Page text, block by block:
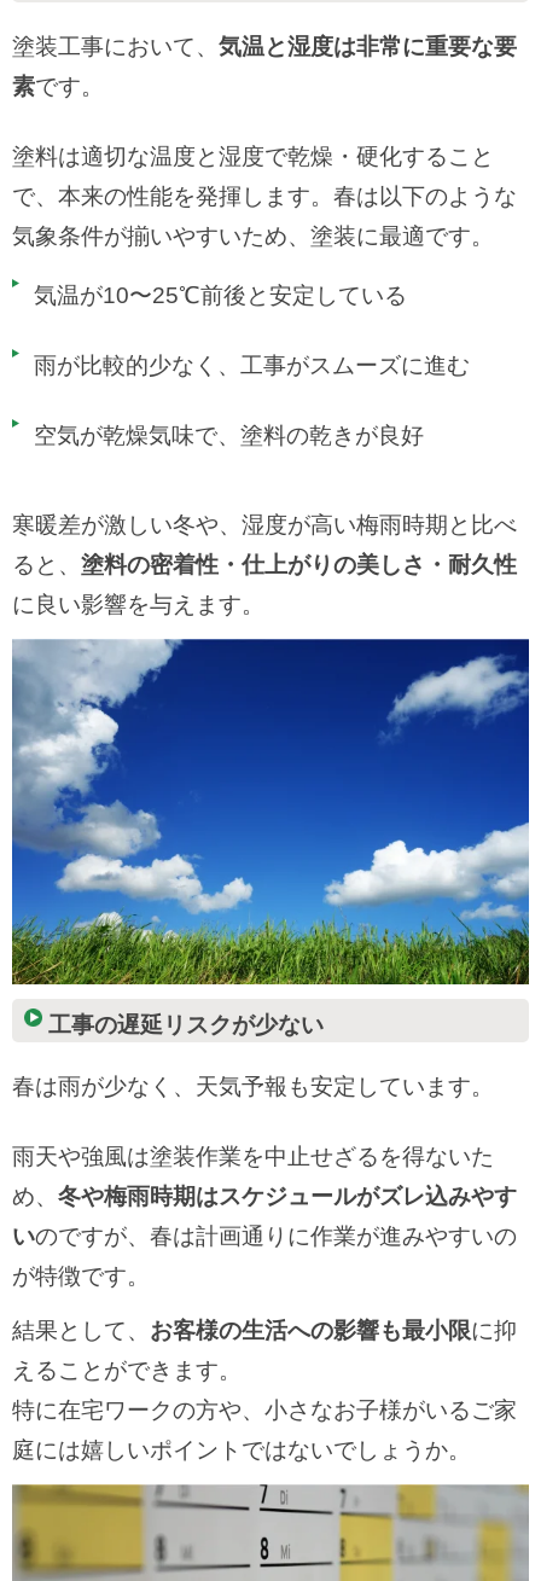
塗装工事において、 気温と湿度は非常に重要な要
素です。
塗料は適切な温度と湿度で乾燥・硬化すること
で、本来の性能を発揮します。春は以下のような
気象条件が揃いやすいため、塗装に最適です。
気温が10〜25℃前後と安定している
雨が比較的少なく、工事がスムーズに進む
空気が乾燥気味で、塗料の乾きが良好
寒暖差が激しい冬や、湿度が高い梅雨時期と比べ
ると、 塗料の密着性・仕上がりの美しさ・耐久性
に良い影響を与えます。
工事の遅延リスクが少ない
春は雨が少なく、天気予報も安定しています。
雨天や強風は塗装作業を中止せざるを得ないた
め、 冬や梅雨時期はスケジュールがズレ込みやす
いのですが、春は計画通りに作業が進みやすいの
が特徴です。
結果として、 お客様の生活への影響も最小限に抑
えることができます。
特に在宅ワークの方や、小さなお子様がいるご家
庭には嬉しいポイントではないでしょうか。